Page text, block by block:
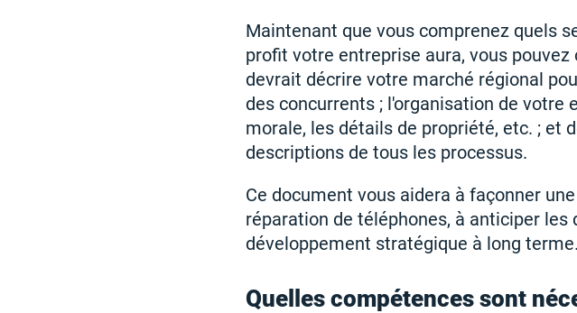
Maintenant que vous comprenez quels
profit votre entreprise aura, vous
devrait décrire votre marché régional
des concurrents ; l'organisation de votre
morale, les détails de propriété, etc. ; et
descriptions de tous les processus.
Ce document vous aidera à façonner
réparation de téléphones, à anticiper
développement stratégique à long terme.
Quelles compétences sont